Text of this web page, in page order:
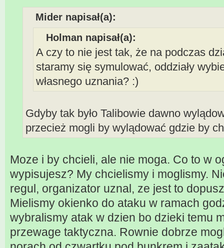
Mider napisał(a):
Holman napisał(a):
A czy to nie jest tak, że na podczas
staramy się symulować, oddziały
własnego uznania? :)
Gdyby tak było Talibowie dawno
przecież mogli by wylądować gdzie by
Moze i by chcieli, ale nie moga. Co to w
wypisujesz? My chcielismy i moglismy.
regul, organizator uznal, ze jest to
Mielismy okienko do ataku w ramach
wybralismy atak w dzien bo dzieki temu
przewage taktyczna. Rownie dobrze